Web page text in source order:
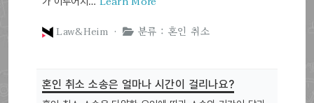
Law&Heim ·
분류 : 혼인 취소
혼인 취소 소송은 얼마나 시간이 걸리나요?